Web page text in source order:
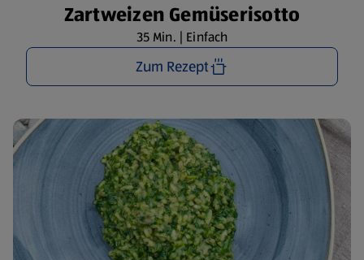
Zartweizen Gemüserisotto
35 Min. | Einfach
Zum Rezept